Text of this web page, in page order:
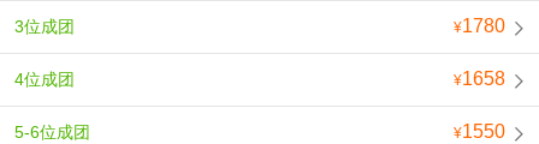
1780
3位成团
1658
4位成团
1550
5-6位成团